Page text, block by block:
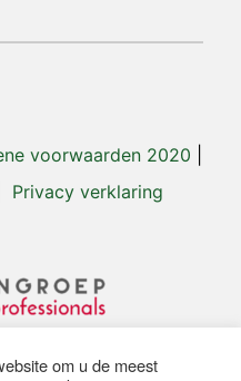
voorwaarden 2020
Privacy verklaring
om u de meest